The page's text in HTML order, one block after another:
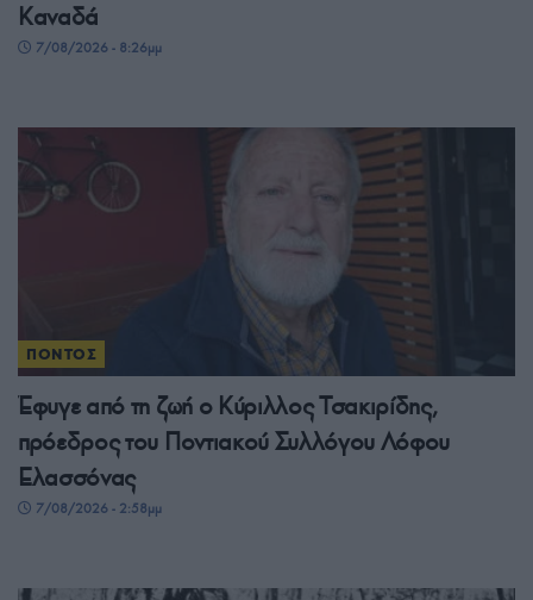
Καναδά
7/08/2026 - 8:26μμ
ΠΟΝΤΟΣ
Έφυγε από τη ζωή ο Κύριλλος Τσακιρίδης,
πρόεδρος του Ποντιακού Συλλόγου Λόφου
Ελασσόνας
7/08/2026 - 2:58μμ